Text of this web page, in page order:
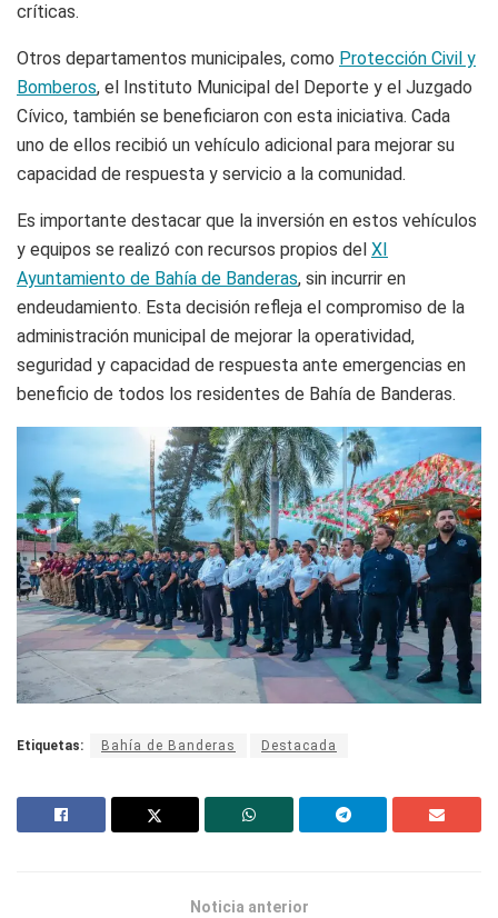
críticas.
Otros departamentos municipales, como Protección Civil y
Bomberos, el Instituto Municipal del Deporte y el Juzgado
Cívico, también se beneficiaron con esta iniciativa. Cada
uno de ellos recibió un vehículo adicional para mejorar su
capacidad de respuesta y servicio a la comunidad.
Es importante destacar que la inversión en estos vehículos
y equipos se realizó con recursos propios del XI
Ayuntamiento de Bahía de Banderas, sin incurrir en
endeudamiento. Esta decisión refleja el compromiso de la
administración municipal de mejorar la operatividad,
seguridad y capacidad de respuesta ante emergencias en
beneficio de todos los residentes de Bahía de Banderas.
Etiquetas: Bahía de Banderas Destacada
Noticia anterior